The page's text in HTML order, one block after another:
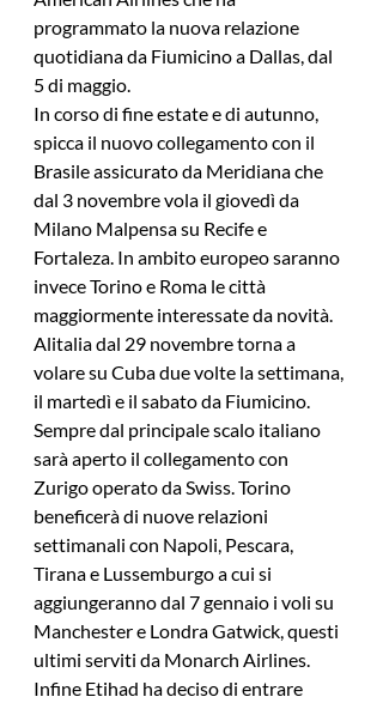
programmato la nuova relazione
quotidiana da Fiumicino a Dallas, dal
5 di maggio.
In corso di fine estate e di autunno,
spicca il nuovo collegamento con il
Brasile assicurato da Meridiana che
dal 3 novembre vola il giovedì da
Milano Malpensa su Recife e
Fortaleza. In ambito europeo saranno
invece Torino e Roma le città
maggiormente interessate da novità.
Alitalia dal 29 novembre torna a
volare su Cuba due volte la settimana,
il martedì e il sabato da Fiumicino.
Sempre dal principale scalo italiano
sarà aperto il collegamento con
Zurigo operato da Swiss. Torino
beneficerà di nuove relazioni
settimanali con Napoli, Pescara,
Tirana e Lussemburgo a cui si
aggiungeranno dal 7 gennaio i voli su
Manchester e Londra Gatwick, questi
ultimi serviti da Monarch Airlines.
Infine Etihad ha deciso di entrare